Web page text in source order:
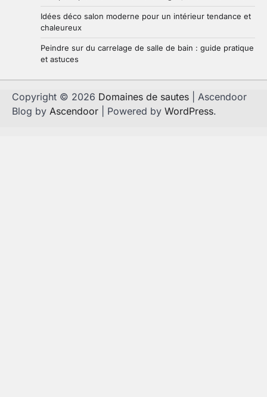
Idées déco salon moderne pour un intérieur tendance et
chaleureux
Peindre sur du carrelage de salle de bain : guide pratique
et astuces
Copyright © 2026 Domaines de sautes | Ascendoor
Blog by Ascendoor | Powered by WordPress.